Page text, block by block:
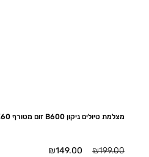
מצלמת טיולים ניקון B600 זום מטורף X60 מבצע לשבוע 600ש"ח
₪199.00
המחיר ₪149.00